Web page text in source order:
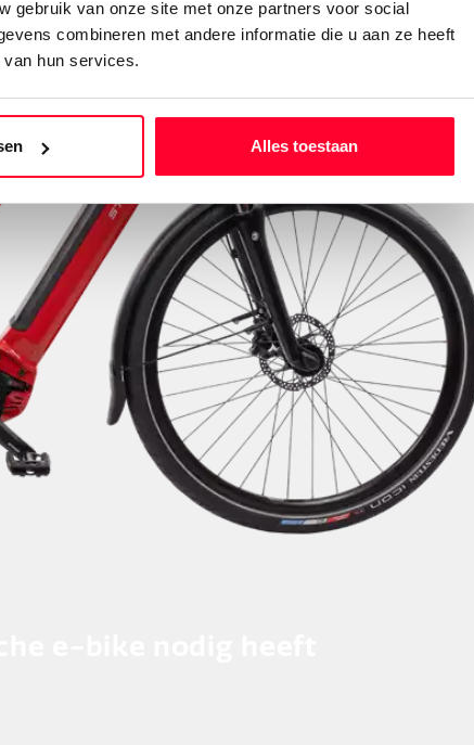
gebruik van onze site met onze partners voor social
combineren met andere informatie die u aan ze heeft
hun services.
Alles toestaan